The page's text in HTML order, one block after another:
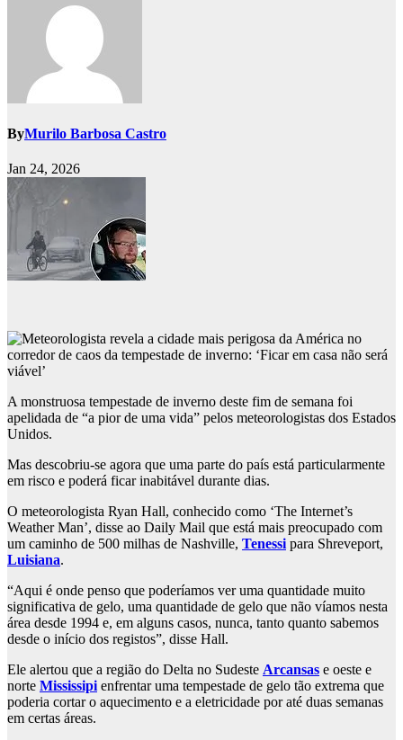
ByMurilo Barbosa Castro
Jan 24, 2026
A monstruosa tempestade de inverno deste fim de semana foi
apelidada de “a pior de uma vida” pelos meteorologistas dos Estados
Unidos.
Mas descobriu-se agora que uma parte do país está particularmente
em risco e poderá ficar inabitável durante dias.
O meteorologista Ryan Hall, conhecido como ‘The Internet’s
Weather Man’, disse ao Daily Mail que está mais preocupado com
um caminho de 500 milhas de Nashville, Tenessipara Shreveport,
Luisiana.
“Aqui é onde penso que poderíamos ver uma quantidade muito
significativa de gelo, uma quantidade de gelo que não víamos nesta
área desde 1994 e, em alguns casos, nunca, tanto quanto sabemos
desde o início dos registos”, disse Hall.
Ele alertou que a região do Delta no Sudeste Arcansas e oeste e
norte Mississipienfrentar uma tempestade de gelo tão extrema que
poderia cortar o aquecimento e a eletricidade por até duas semanas
em certas áreas.